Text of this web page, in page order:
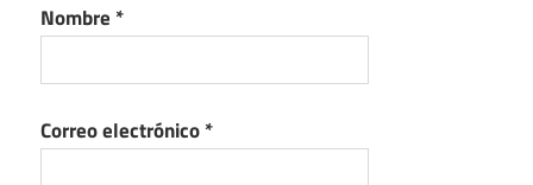
Nombre *
Correo electrónico*